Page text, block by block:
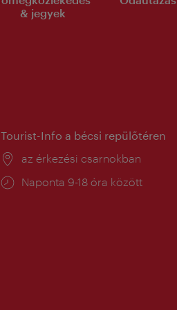
& jegyek
Tourist-Info a bécsi repülőtéren
Helyszín:
az érkezési csarnokban
Nyitva
Naponta 9-18 óra között